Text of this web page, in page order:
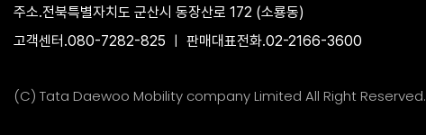
주소.전북특별자치도 군산시 동장산로 172 (소룡동)
고객센터.080-7282-825 판매대표전화.02-2166-3600​
(C) Tata Daewoo Mobility company Limited All Right Reserved.